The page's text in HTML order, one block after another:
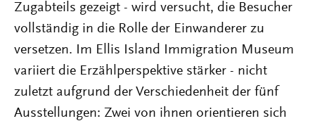
Zugabteils gezeigt - wird versucht, die Besucher
vollständig in die Rolle der Einwanderer zu
versetzen. Im Ellis Island Immigration Museum
variiert die Erzählperspektive stärker - nicht
zuletzt aufgrund der Verschiedenheit der fünf
Ausstellungen: Zwei von ihnen orientieren sich